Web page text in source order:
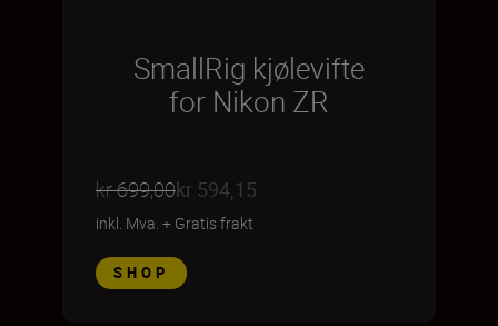
SmallRig kjølevifte
for Nikon ZR
kr 699,00kr 594,15
inkl. Mva. + Gratis frakt
SHOP